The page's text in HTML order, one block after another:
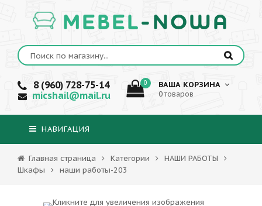
MEBEL-NOWA
8 (960) 728-75-14
micshail@mail.ru
0 ВАША КОРЗИНА
0 товаров
НАВИГАЦИЯ
Главная страница Категории
НАШИ РАБОТЫ
Шкафы
наши работы-203